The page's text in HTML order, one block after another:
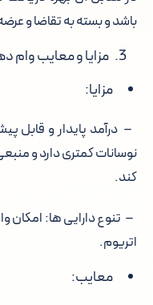
باشد و بسته به تقاضا و
مزایا و معایب وام
مزایا:
– درآمد پایدار و قابل
نوسانات کمتری دارد و
کند.
– تنوع دارایی ها: امکان
اتریوم.
معایب: